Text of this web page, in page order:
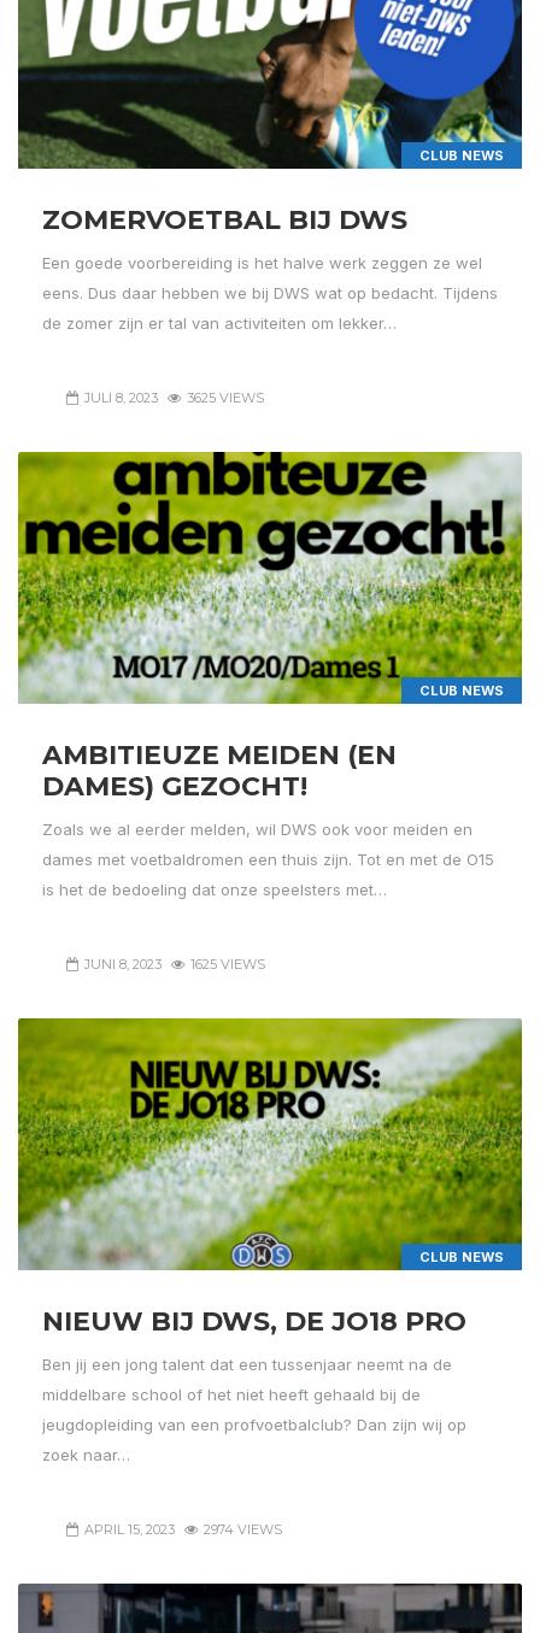
CLUB NEWS
ZOMERVOETBAL BIJ DWS
Een goede voorbereiding is het halve werk zeggen ze wel
eens. Dus daar hebben we bij DWS wat op bedacht. Tijdens
de zomer zijn er tal van activiteiten om lekker…
JULI 8, 2023 3625 VIEWS
CLUB NEWS
AMBITIEUZE MEIDEN (EN
DAMES) GEZOCHT!
Zoals we al eerder melden, wil DWS ook voor meiden en
dames met voetbaldromen een thuis zijn. Tot en met de O15
is het de bedoeling dat onze speelsters met…
JUNI 8, 2023 1625 VIEWS
CLUB NEWS
NIEUW BIJ DWS, DE JO18 PRO
Ben jij een jong talent dat een tussenjaar neemt na de
middelbare school of het niet heeft gehaald bij de
jeugdopleiding van een profvoetbalclub? Dan zijn wij op
zoek naar…
APRIL 15, 2023 2974 VIEWS